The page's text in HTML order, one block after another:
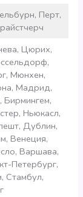
Перт,
Цюрих,
Мюнхен,
Мадрид,
Ньюкасл,
Дублин,
Венеция,
Варшава,
Петербург,
Стамбул,